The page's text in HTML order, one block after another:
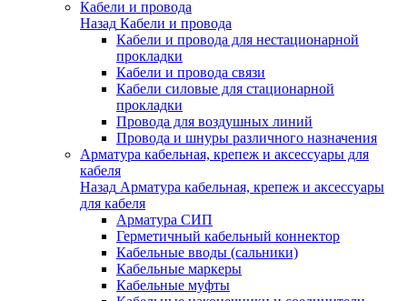
Кабели и провода
Назад Кабели и провода
Кабели и провода для нестационарной
прокладки
Кабели и провода связи
Кабели силовые для стационарной
прокладки
Провода для воздушных линий
Провода и шнуры различного назначения
Арматура кабельная, крепеж и аксессуары для
кабеля
Назад Арматура кабельная, крепеж и аксессуары
для кабеля
Арматура СИП
Герметичный кабельный коннектор
Кабельные вводы (сальники)
Кабельные маркеры
Кабельные муфты